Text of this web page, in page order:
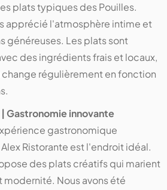
plats typiques des Pouilles.
apprécié l'atmosphère intime et
généreuses. Les plats sont
des ingrédients frais et locaux,
change régulièrement en fonction
Gastronomie innovante
gastronomique
Ristorante est l'endroit idéal.
des plats créatifs qui marient
modernité. Nous avons été